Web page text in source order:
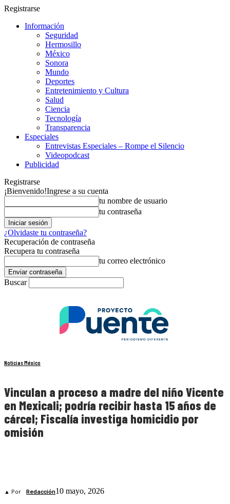
Registrarse
Información
Seguridad
Hermosillo
México
Sonora
Mundo
Deportes
Entretenimiento y Cultura
Salud
Ciencia
Tecnología
Transparencia
Especiales
Entrevistas Especiales – Rompe el Silencio
Videopodcast
Publicidad
Registrarse
¡Bienvenido!Ingrese a su cuenta
tu nombre de usuario
tu contraseña
¿Olvidaste tu contraseña?
Recuperación de contraseña
Recupera tu contraseña
tu correo electrónico
Buscar
Noticias México
Vinculan a proceso a madre del niño Vicente
en Mexicali; podría recibir hasta 15 años de
cárcel; Fiscalía investiga homicidio por
omisión
▲ Por Redacción10 mayo, 2026